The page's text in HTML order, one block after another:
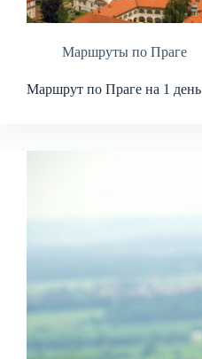
Маршруты по Праге
Маршрут по Праге на 1 день